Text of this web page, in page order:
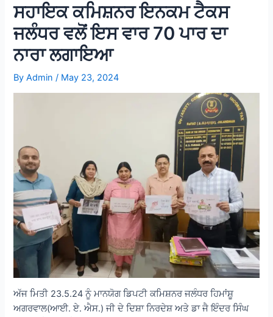
ਸਹਾਇਕ ਕਮਿਸ਼ਨਰ ਇਨਕਮ ਟੈਕਸ
ਜਲੰਧਰ ਵਲੋਂ ਇਸ ਵਾਰ 70 ਪਾਰ ਦਾ
ਨਾਰਾ ਲਗਾਇਆ
ByAdmin/ May 23, 2024
ਅੱਜ ਮਿਤੀ 23.5.24 ਨੂੰ ਮਾਨਯੋਗ ਡਿਪਟੀ ਕਮਿਸ਼ਨਰ ਜਲੰਧਰ ਹਿਮਾਂਸ਼ੂ
ਅਗਰਵਾਲ(ਆਈ. ਏ. ਐਸ.) ਜੀ ਦੇ ਦਿਸ਼ਾ ਨਿਰਦੇਸ਼ ਅਤੇ ਡਾ ਜੈ ਇੰਦਰ ਸਿੰਘ